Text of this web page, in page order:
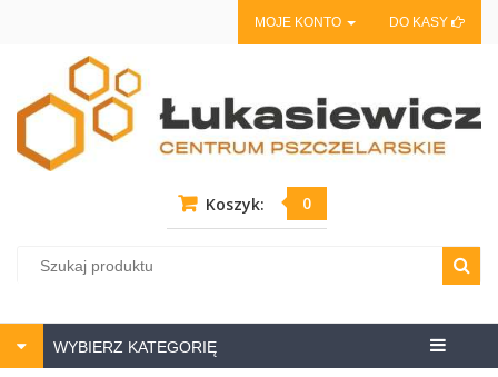
MOJE KONTO DO KASY
Koszyk: 0
Centrum
WYBIERZ KATEGORIĘ